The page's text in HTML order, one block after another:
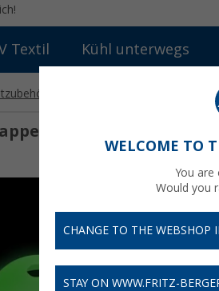
Textil Kühl unterwegs
Zeltheringe &
Glow-in-the-dark 8
WELCOME TO
You are
Would you
CHANGE TO THE WEBSHOP
STAY ON WWW.FRITZ-